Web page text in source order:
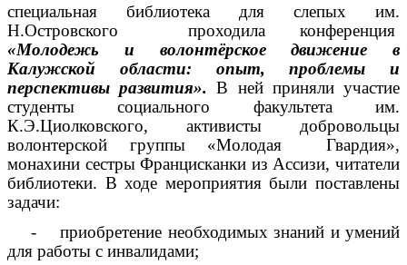
специальная библиотека для слепых им.
Н.Островского проходила конференция
«Молодежь и волонтёрское движение в
Калужской области: опыт, проблемы и
перспективы развития».В ней приняли участие
студенты социального факультета им.
К.Э.Циолковского, активисты добровольцы
волонтерской группы «Молодая Гвардия»,
монахини сестры Францисканки из Ассизи, читатели
библиотеки. В ходе мероприятия были поставлены
задачи:
- приобретение необходимых знаний и умений
для работы с инвалидами;